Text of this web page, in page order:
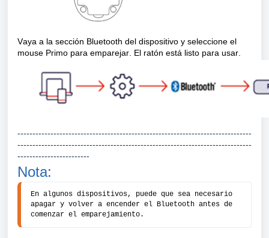
Vaya a la sección Bluetooth del dispositivo y seleccione el
mouse Primo para emparejar. El ratón está listo para usar.
------------------------------------------------------------------------------
------------------------------------------------------------------------------
------------------------
Nota:
En algunos dispositivos, puede que sea necesario
apagar y volver a encender el Bluetooth antes de
comenzar el emparejamiento.